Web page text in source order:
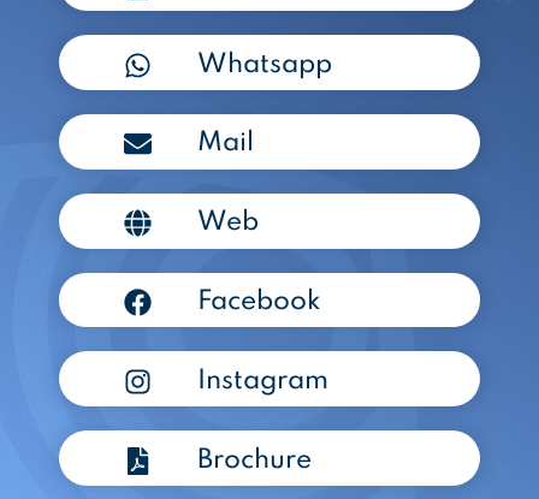
Whatsapp
Mail
Web
Facebook
Instagram
Brochure